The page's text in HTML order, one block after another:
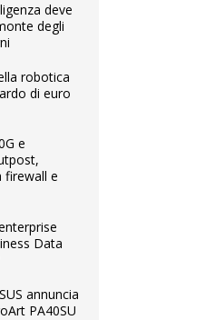
deve
degli
robotica
di euro
e
firewall e
Data
annuncia
PA40SU